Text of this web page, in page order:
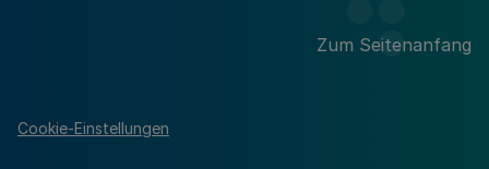
Zum Seitenanfang
Cookie-Einstellungen